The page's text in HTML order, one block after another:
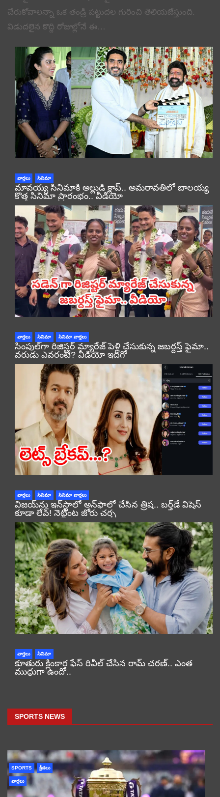
చేరుకోవాలన్నా ఒక తండ్రి పట్టుదల గురించి తెలియజేస్తుంది.
విడుదలైన కొద్ది రోజుల్లోనే ఈ…
వార్తలు సినిమా
మావయ్య సినిమాకి అల్లుడి క్లాప్.. అమరావతిలో బాలయ్య
కొత్త సినిమా ప్రారంభం.. వీడియో
వార్తలు సినిమా సినిమా వార్తలు
సింపుల్‌గా రిజిస్టర్‌ మ్యారేజ్ పెళ్లి చేసుకున్న జబర్దస్త్ ఫైమా..
వరుడు ఎవరంటే? వీడియో ఇదిగో
వార్తలు సినిమా సినిమా వార్తలు
విజయ్‌ను ఇన్‌స్టాలో అన్‌ఫాలో చేసిన త్రిష.. బర్త్‌డే విషెస్
కూడా లేవ్! నెట్టింట జోరు చర్చ
వార్తలు సినిమా
కూతురు క్లింకార ఫేస్ రివీల్ చేసిన రామ్ చరణ్.. ఎంత
ముద్దుగా ఉందో..
SPORTS NEWS
SPORTS క్రీడలు
వార్తలు